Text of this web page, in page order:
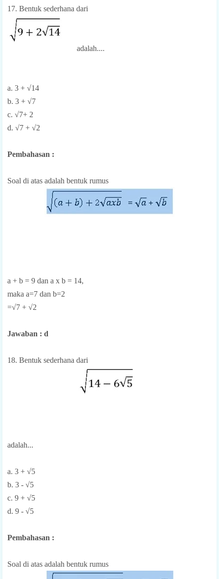
17. Bentuk sederhana dari
adalah....
a. 3 + √14
b. 3 + √7
c. √7+ 2
d. √7 + √2
Pembahasan :
Soal di atas adalah bentuk rumus
a + b = 9 dan a x b = 14,
maka a=7 dan b=2
=√7 + √2
Jawaban : d
18. Bentuk sederhana dari
adalah...
a. 3 + √5
b. 3 - √5
c. 9 + √5
d. 9 - √5
Pembahasan :
Soal di atas adalah bentuk rumus